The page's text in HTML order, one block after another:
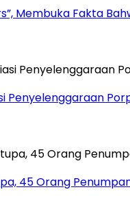
Membuka Fakta
Penyelenggaraan
45 Orang